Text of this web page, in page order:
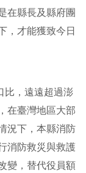
在縣長及縣府團
，才能獲致今日
，遠遠超過澎
在臺灣地區大部
況下，本縣消防
消防救災與救護
變，替代役員額